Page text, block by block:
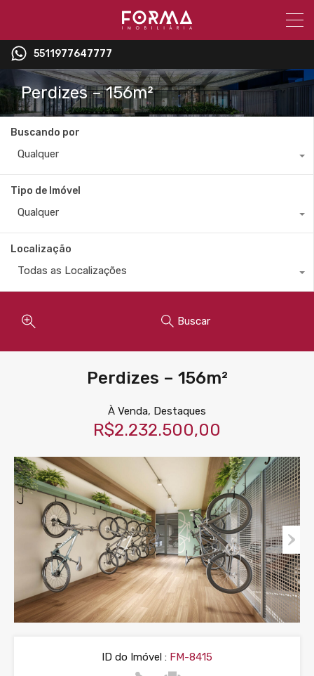
5511977647777
Perdizes – 156m²
Buscando por
Qualquer
Tipo de Imóvel
Qualquer
Localização
Todas as Localizações
Buscar
Perdizes – 156m²
À Venda, Destaques
R$2.232.500,00
ID do Imóvel : FM-8415